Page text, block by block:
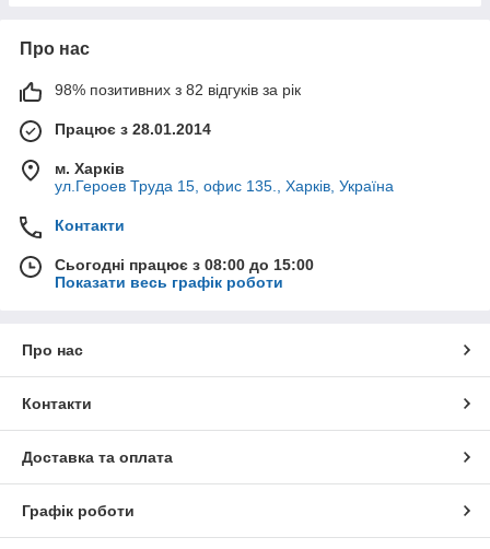
Про нас
98% позитивних з 82 відгуків за рік
Працює з 28.01.2014
м. Харків
ул.Героев Труда 15, офис 135., Харків, Україна
Контакти
Сьогодні працює з 08:00 до 15:00
Показати весь графік роботи
Про нас
Контакти
Доставка та оплата
Графік роботи